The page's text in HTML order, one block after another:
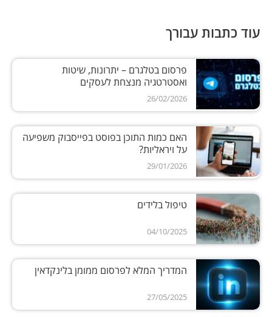
עוד כתבות עבורך
פרסום בטלגרם – יתרונות, שיטות
ואסטרטגיה מנצחת לעסקים
26/02/2026
האם כמות התוכן בפוסט בפייסבוק משפיעה
על ויראליות?
29/01/2026
טיפול בלידים
04/10/2025
המדריך המלא לפרסום ממומן בלינקדאין
27/05/2025